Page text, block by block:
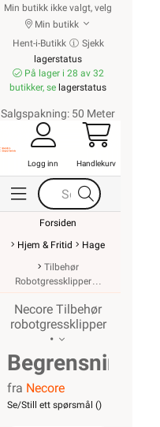
Min butikk ikke valgt, velg
Min butikk
Hent-i-Butikk
Sjekk
lagerstatus
På lager i 28 av 32
butikker, se lagerstatus
Salgspakning: 50 Meter
Logg inn Handlekurv
Forsiden
Hjem & Fritid
Hage
Tilbehør
Robotgressklipper
Necore Tilbehør
robotgressklipper
•
for
fra Necore
Se/Still ett spørsmål ()